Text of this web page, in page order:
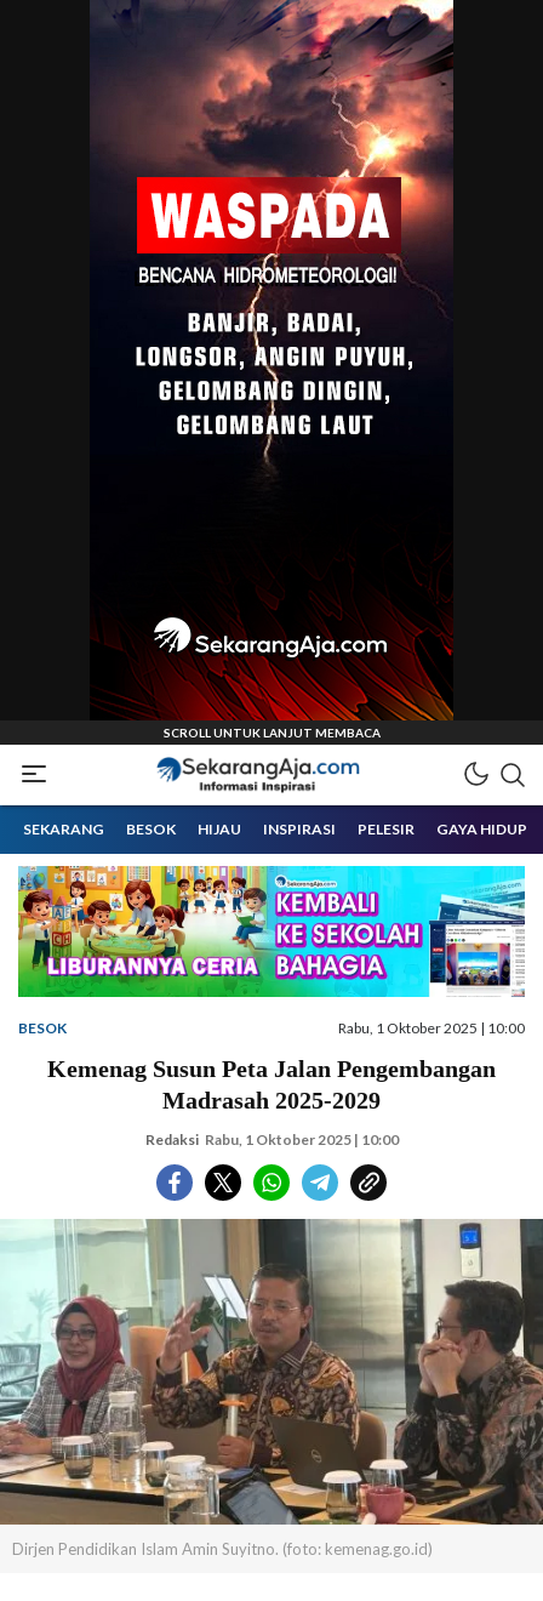
Sekarangaja
Informasi Inspirasi Malang Raya
SEKARANG BESOK HIJAU INSPIRASI PELESIR GAYA HIDUP
BESOK Rabu, 1 Oktober 2025 | 10:00
Kemenag Susun Peta Jalan Pengembangan
Madrasah 2025-2029
Redaksi Rabu, 1 Oktober 2025 | 10:00
Dirjen Pendidikan Islam Amin Suyitno. (foto: kemenag.go.id)